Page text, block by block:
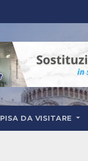
PISA DA VISITARE